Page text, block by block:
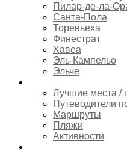
Пилар-де-ла-
Санта-Пола
Торевьеха
Финестрат
Хавеа
Эль-Кампельо
Эльче
Лучшие места /
Путеводители
Маршруты
Пляжи
Активности